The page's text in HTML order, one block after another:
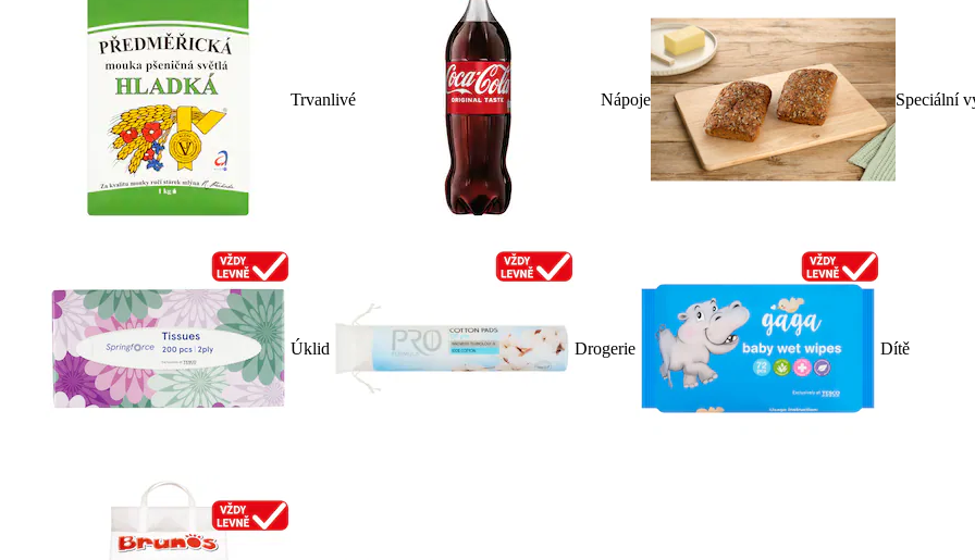
Trvanlivé Nápoje Speciální
Úklid Drogerie Dítě